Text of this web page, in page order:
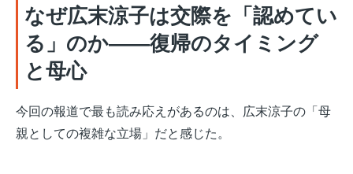
なぜ広末涼子は交際を「認めてい
る」のか——復帰のタイミング
と母心
今回の報道で最も読み応えがあるのは、広末涼子の「母
親としての複雑な立場」だと感じた。